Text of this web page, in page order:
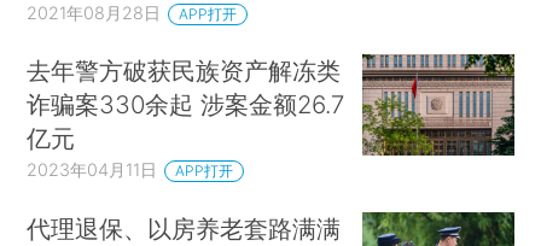
2021年08月28日 APP打开
去年警方破获民族资产解冻类
诈骗案330余起 涉案金额26.7
亿元
2023年04月11日 APP打开
代理退保、以房养老套路满满